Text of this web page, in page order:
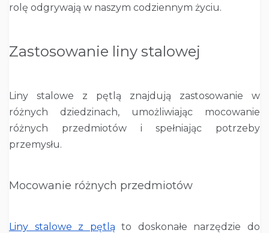
rolę odgrywają w naszym codziennym życiu.
Zastosowanie liny stalowej
Liny stalowe z pętlą znajdują zastosowanie w
różnych dziedzinach, umożliwiając mocowanie
różnych przedmiotów i spełniając potrzeby
przemysłu.
Mocowanie różnych przedmiotów
Liny stalowe z pętlą to doskonałe narzędzie do